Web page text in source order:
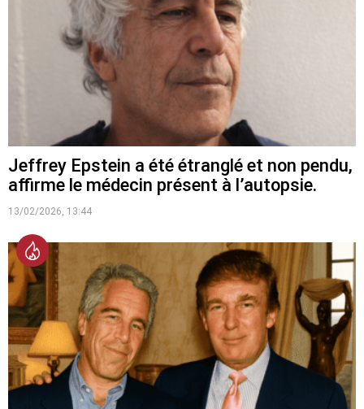
Jeffrey Epstein a été étranglé et non pendu,
affirme le médecin présent à l’autopsie.
13/02/2026, 13:44